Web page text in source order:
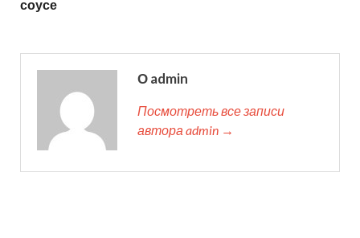
соусе
О admin
Посмотреть все записи
автора admin →